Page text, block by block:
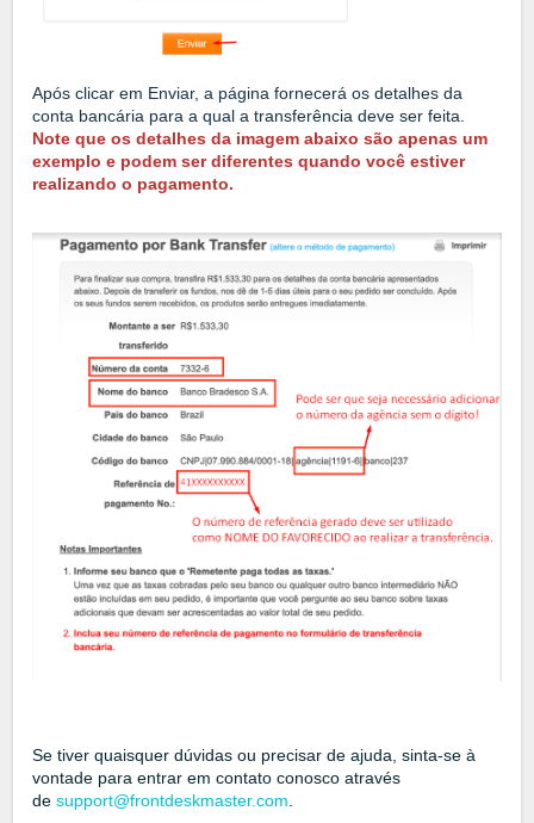
Após clicar em Enviar, a página fornecerá os detalhes da
conta bancária para a qual a transferência deve ser feita.
Note que os detalhes da imagem abaixo são apenas um
exemplo e podem ser diferentes quando você estiver
realizando o pagamento.
Se tiver quaisquer dúvidas ou precisar de ajuda, sinta-se à
vontade para entrar em contato conosco através
de support@frontdeskmaster.com.